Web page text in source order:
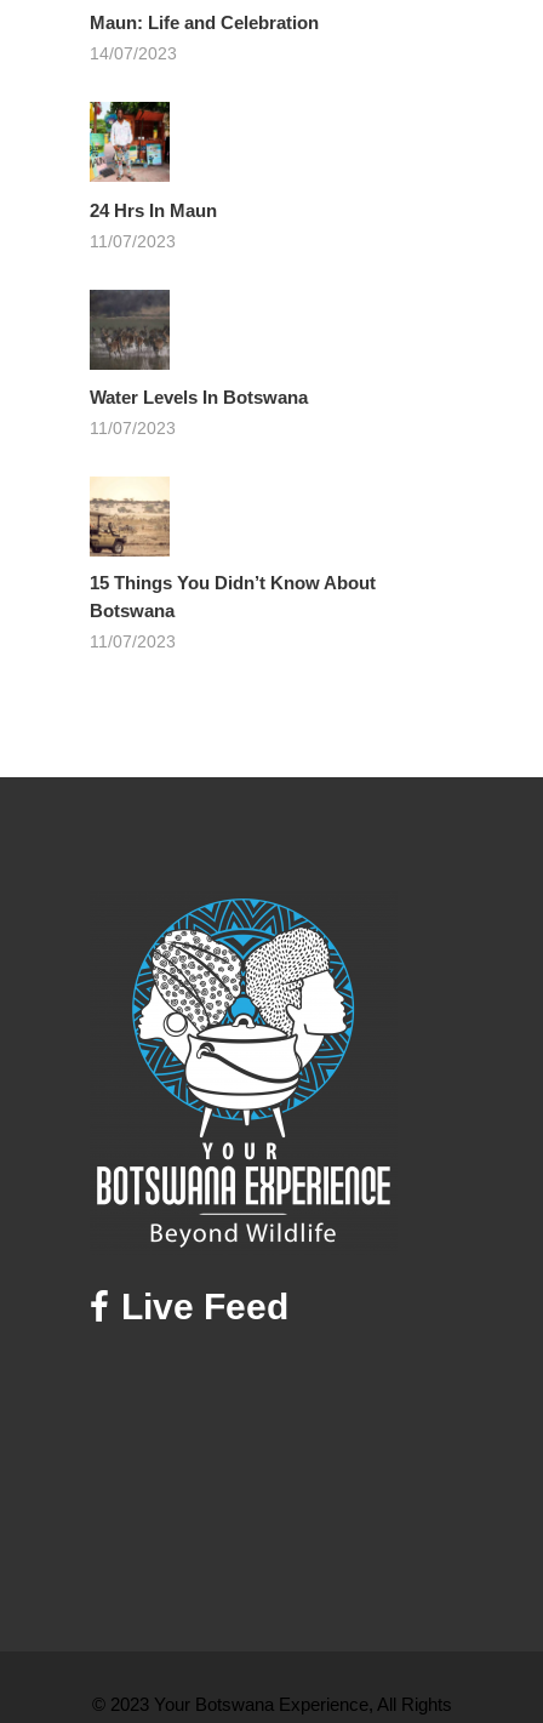
Maun: Life and Celebration
14/07/2023
24 Hrs In Maun
11/07/2023
Water Levels In Botswana
11/07/2023
15 Things You Didn’t Know About
Botswana
11/07/2023
Live Feed
© 2023 Your Botswana Experience, All Rights